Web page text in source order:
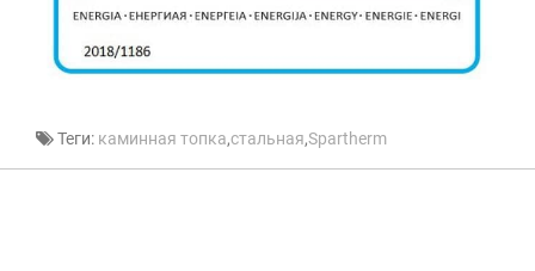
Теги: каминная топка,стальная,Spartherm